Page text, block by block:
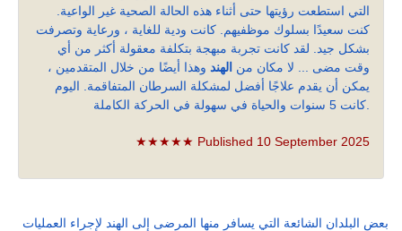
التي استطعت رؤيتها حتى أثناء هذه الحالة الصحية غير الواعية.
كنت سعيدًا بسلوك موظفيهم. كانت ودية للغاية ، ورعاية وتصرفت
بشكل جيد. لقد كانت تجربة مبهجة بتكلفة معقولة أكثر من أي
وقت مضى ... لا مكان من الهند وهذا أيضًا من خلال المتقدمين ،
يمكن أن يقدم علاجًا أفضل لمشكلة السرطان المتفاقمة. اليوم
كانت 5 سنوات والحياة في سهولة في الحركة الكاملة.
★★★★★ Published 10 September 2025
بعض البلدان الشائعة التي يسافر منها المرضى إلى الهند لإجراء العمليات